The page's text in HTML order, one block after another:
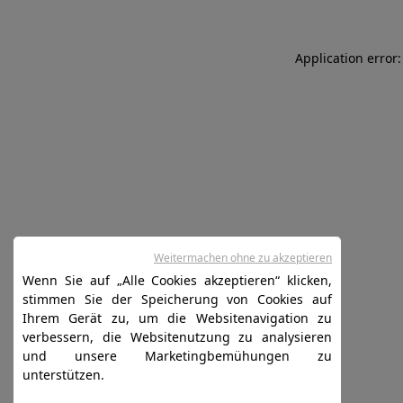
Application
Wenn Sie auf „Alle Cookies akzeptieren“ klicken,
stimmen Sie der Speicherung von Cookies auf
Ihrem Gerät zu, um die Websitenavigation zu
verbessern, die Websitenutzung zu analysieren
und unsere Marketingbemühungen zu
unterstützen.
Weitermachen ohne zu akzeptieren